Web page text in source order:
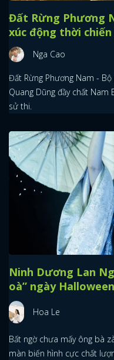
Đất Rừng Phương
xúc động thời
Nga Cao
Đất Rừng Phương Nam -
Quang Dũng đầy chất
sử thi.
Ninh Dương Lan
oà” ngày Halloween
Hoa Le
Bất ngờ chưa mấy ông bà
màn biến hình cực chất